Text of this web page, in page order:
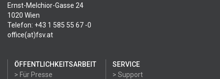
Ernst-Melchior-Gasse 24
1020 Wien
Telefon: +43 1 585 55 67 -0
office(at)fsv.at
ÖFFENTLICHKEITSARBEIT
> Für Presse
SERVICE
> Support